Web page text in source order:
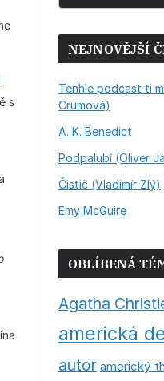
s
NEJNOVĚJŠÍ
Tenhle podcast ti
Crumová)
A. K. Benedict
Podpalubí (Oliver
Čistič (Vladimír Zlý)
Emy McGuire
OBLÍBENÁ
Agatha
americká
autor americký